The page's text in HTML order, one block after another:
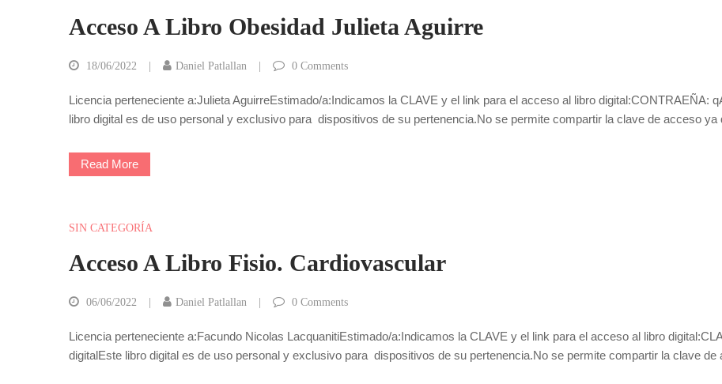
Acceso A Libro Obesidad Julieta Aguirre
18/06/2022 Daniel Patlallan 0 Comments
Licencia perteneciente a:Julieta AguirreEstimado/a:Indicamos la CLAVE y el link para el acceso al libro digital:CONTRAEÑA:
libro digital es de uso personal y exclusivo para dispositivos de su pertenencia.No se permite compartir la clave de acceso ya
Read More
SIN CATEGORÍA
Acceso A Libro Fisio. Cardiovascular
06/06/2022 Daniel Patlallan 0 Comments
Licencia perteneciente a:Facundo Nicolas LacquanitiEstimado/a:Indicamos la CLAVE y el link para el acceso al libro
digitalEste libro digital es de uso personal y exclusivo para dispositivos de su pertenencia.No se permite compartir la clave de